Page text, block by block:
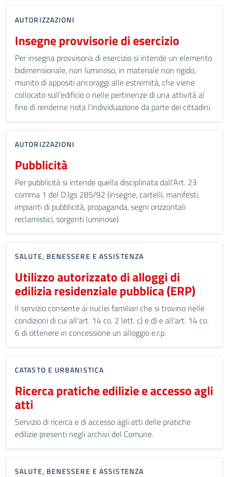
AUTORIZZAZIONI
Insegne provvisorie di esercizio
Per insegna provvisoria di esercizio si intende un elemento
bidimensionale, non luminoso, in materiale non rigido,
munito di appositi ancoraggi alle estremità, che viene
collocato sull'edificio o nelle pertinenze di una attività al
fine di renderne nota l'individuazione da parte dei cittadini.
AUTORIZZAZIONI
Pubblicità
Per pubblicità si intende quella disciplinata dall'Art. 23
comma 1 del D.lgs 285/92 (insegne, cartelli, manifesti,
impianti di pubblicità, propaganda, segni orizzontali
reclamistici, sorgenti luminose)
SALUTE, BENESSERE E ASSISTENZA
Utilizzo autorizzato di alloggi di
edilizia residenziale pubblica (ERP)
Il servizio consente ai nuclei familiari che si trovino nelle
condizioni di cui all'art. 14 co. 2 lett. c) e d) e all'art. 14 co.
6 di ottenere in concessione un alloggio e.r.p.
CATASTO E URBANISTICA
Ricerca pratiche edilizie e accesso agli
atti
Servizio di ricerca e di accesso agli atti delle pratiche
edilizie presenti negli archivi del Comune.
SALUTE, BENESSERE E ASSISTENZA